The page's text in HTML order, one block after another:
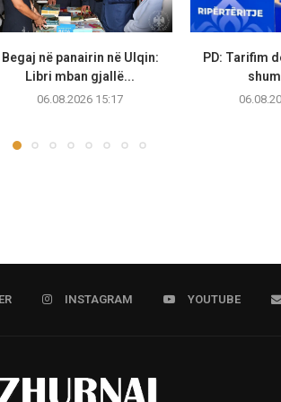
Begaj në panairin në Ulqin:
Libri mban gjallë...
06.08.2026 15:17
PD: Tarifim
INSTAGRAM YOUTUBE